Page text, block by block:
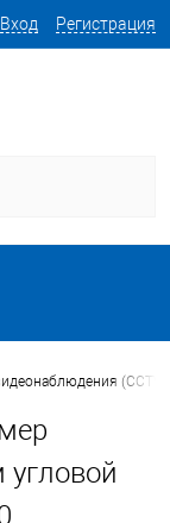
Вход Регистрация
(CCTV)